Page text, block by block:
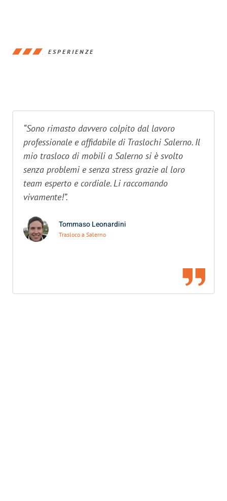
ESPERIENZE
“Sono rimasto davvero colpito dal lavoro
professionale e affidabile di Traslochi Salerno. Il
mio trasloco di mobili a Salerno si è svolto
senza problemi e senza stress grazie al loro
team esperto e cordiale. Li raccomando
vivamente!”.
Tommaso Leonardini
Trasloco a Salerno